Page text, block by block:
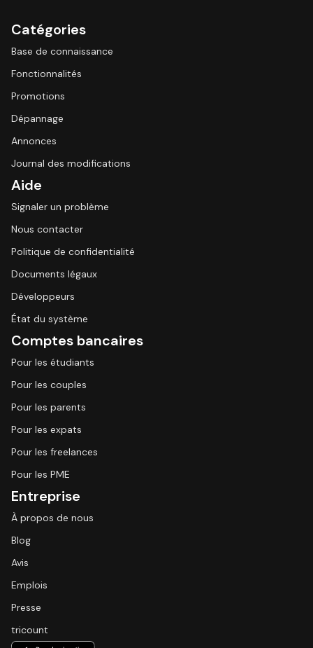
Catégories
Base de connaissance
Fonctionnalités
Promotions
Dépannage
Annonces
Journal des modifications
Aide
Signaler un problème
Nous contacter
Politique de confidentialité
Documents légaux
Développeurs
État du système
Comptes bancaires
Pour les étudiants
Pour les couples
Pour les parents
Pour les expats
Pour les freelances
Pour les PME
Entreprise
À propos de nous
Blog
Avis
Emplois
Presse
tricount